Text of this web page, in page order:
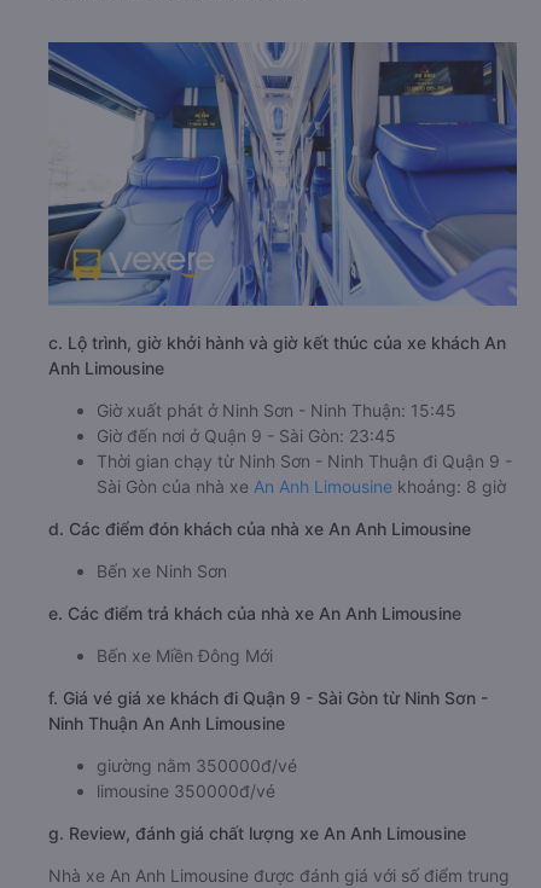
c. Lộ trình, giờ khởi hành và giờ kết thúc của xe khách An
Anh Limousine
Giờ xuất phát ở Ninh Sơn - Ninh Thuận: 15:45
Giờ đến nơi ở Quận 9 - Sài Gòn: 23:45
Thời gian chạy từ Ninh Sơn - Ninh Thuận đi Quận 9 -
Sài Gòn của nhà xe An Anh Limousine khoảng: 8 giờ
d. Các điểm đón khách của nhà xe An Anh Limousine
Bến xe Ninh Sơn
e. Các điểm trả khách của nhà xe An Anh Limousine
Bến xe Miền Đông Mới
f. Giá vé giá xe khách đi Quận 9 - Sài Gòn từ Ninh Sơn -
Ninh Thuận An Anh Limousine
giường nằm 350000đ/vé
limousine 350000đ/vé
g. Review, đánh giá chất lượng xe An Anh Limousine
Nhà xe An Anh Limousine được đánh giá với số điểm trung